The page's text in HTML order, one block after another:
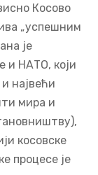
Косово
„успешним
је
и НАТО, који
највећи
мира и
косовске
процесе је